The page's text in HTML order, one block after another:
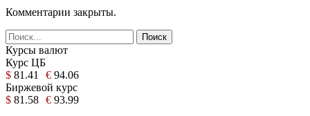
Комментарии закрыты.
Курсы валют
Курс ЦБ
$ 81.41 € 94.06
Биржевой курс
$ 81.58 € 93.99